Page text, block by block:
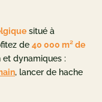
situé à
de 40 000 m² de
dynamiques :
, lancer de hache